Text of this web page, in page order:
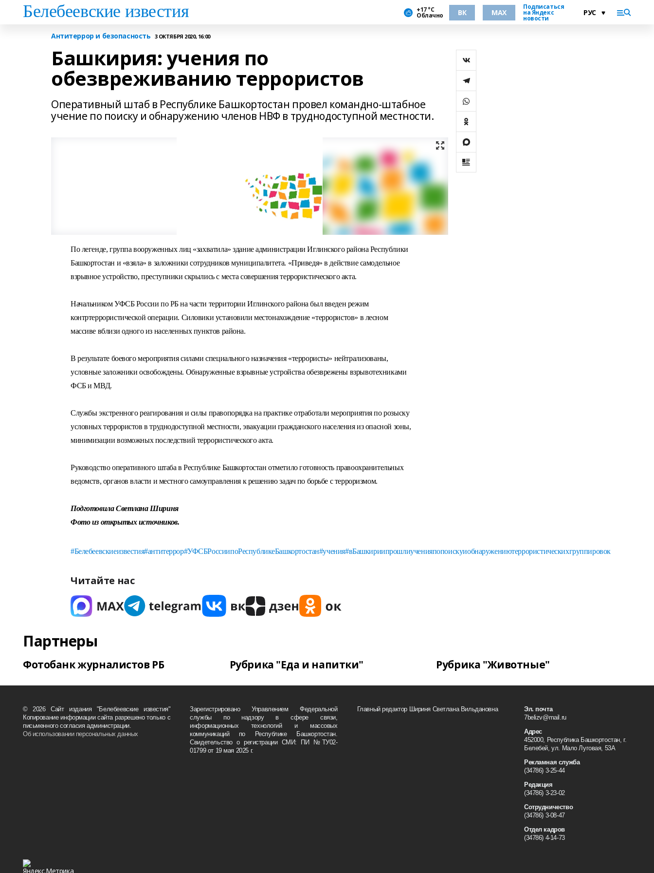
Белебеевские известия +17 °С
Облачно ВК MAX
Подписаться
на Яндекс
новости
Антитеррор и безопасность 3 ОКТЯБРЯ 2020, 16:00
Башкирия: учения по
обезвреживанию террористов
Оперативный штаб в Республике Башкортостан провел командно-штабное
учение по поиску и обнаружению членов НВФ в труднодоступной местности.
По легенде, группа вооруженных лиц «захватила» здание администрации Иглинского района Республики
Башкортостан и «взяла» в заложники сотрудников муниципалитета. «Приведя» в действие самодельное
взрывное устройство, преступники скрылись с места совершения террористического акта.
Начальником УФСБ России по РБ на части территории Иглинского района был введен режим
контртеррористической операции. Силовики установили местонахождение «террористов» в лесном
массиве вблизи одного из населенных пунктов района.
В результате боевого мероприятия силами специального назначения «террористы» нейтрализованы,
условные заложники освобождены. Обнаруженные взрывные устройства обезврежены взрывотехниками
ФСБ и МВД.
Службы экстренного реагирования и силы правопорядка на практике отработали мероприятия по розыску
условных террористов в труднодоступной местности, эвакуации гражданского населения из опасной зоны,
минимизации возможных последствий террористического акта.
Руководство оперативного штаба в Республике Башкортостан отметило готовность правоохранительных
ведомств, органов власти и местного самоуправления к решению задач по борьбе с терроризмом.
Подготовила Светлана Шириня
Фото из открытых источников.
#Белебеевскиеизвестия#антитеррор#УФСБРоссиипоРеспубликеБашкортостан#учения#вБашкириипрошлиученияпопоискуиобнаружениютеррористическихгруппировок
Читайте нас
Партнеры
Фотобанк журналистов РБ Рубрика "Еда и напитки" Рубрика "Животные"
© 2026 Сайт издания "Белебеевские известия"
Копирование информации сайта разрешено только с
письменного согласия администрации.
Об использовании персональных данных
Зарегистрировано Управлением Федеральной
службы по надзору в сфере связи,
информационных технологий и массовых
коммуникаций по Республике Башкортостан.
Свидетельство о регистрации СМИ: ПИ №ТУ02-
01799 от 19 мая 2025 г.
Главный редактор Шириня Светлана Вильдановна
Эл. почта
7belizv@mail.ru
Адрес
452000, Республика Башкортостан, г.
Белебей, ул. Мало Луговая, 53А
Рекламная служба
(34786) 3-25-44
Редакция
(34786) 3-23-02
Сотрудничество
(34786) 3-08-47
Отдел кадров
(34786) 4-14-73